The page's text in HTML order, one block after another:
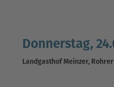
Donnerstag,
Landgasthof Meinzer,